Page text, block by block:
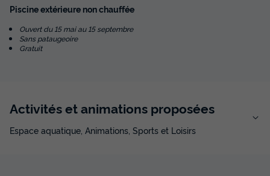
Piscine extérieure non chauffée
Ouvert du 15 mai au 15 septembre
Sans pataugeoire
Gratuit
Activités et animations proposées
Espace aquatique, Animations, Sports et Loisirs